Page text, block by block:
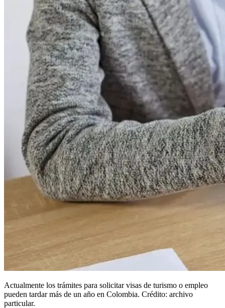
Actualmente los trámites para solicitar visas de turismo o empleo
pueden tardar más de un año en Colombia. Crédito: archivo
particular.